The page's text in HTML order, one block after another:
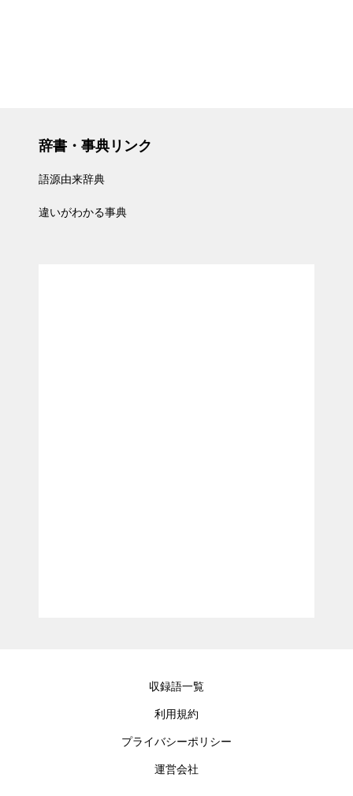
辞書・事典リンク
語源由来辞典
違いがわかる事典
収録語一覧
利用規約
プライバシーポリシー
運営会社